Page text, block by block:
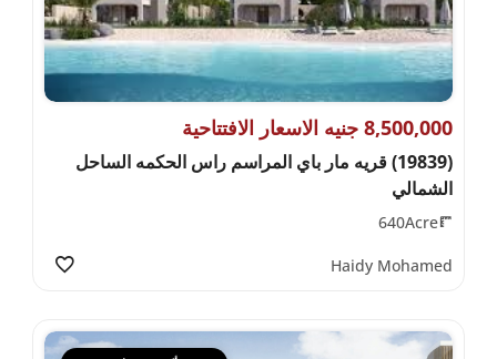
8,500,000 جنيه الاسعار الافتتاحية
(19839) قريه مار باي المراسم راس الحكمه الساحل
الشمالي
640Acre
Haidy Mohamed